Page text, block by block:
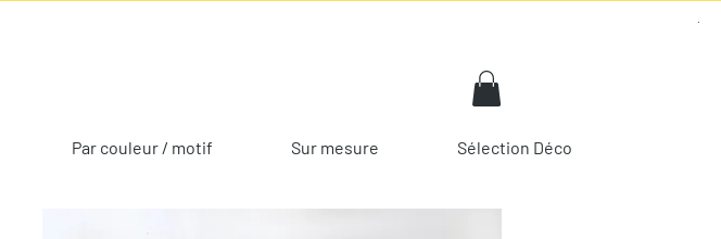
Par couleur / motif Sur mesure Sélection Déco